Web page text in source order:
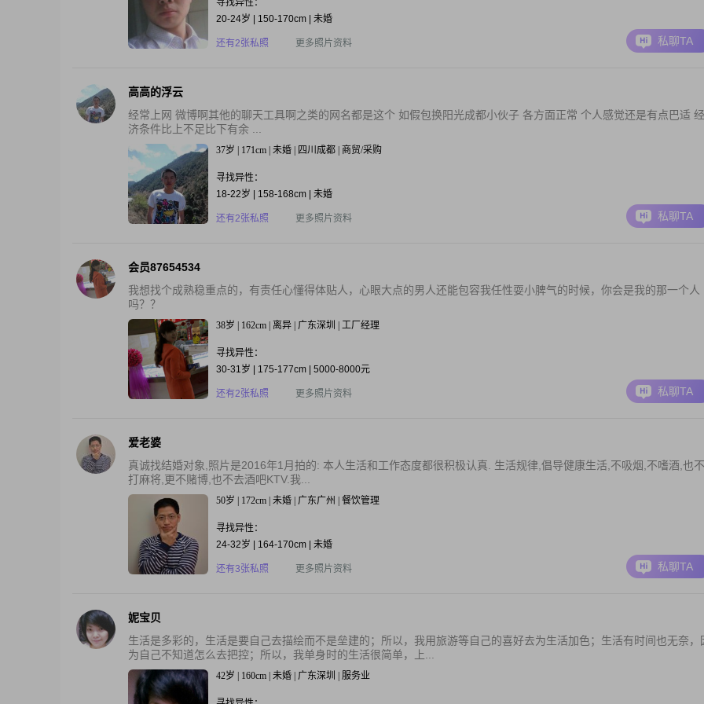
寻找异性：
20-24岁 | 150-170cm | 未婚
还有2张私照 更多照片资料 私聊TA
高高的浮云
经常上网 微博啊其他的聊天工具啊之类的网名都是这个 如假包换阳光成都小伙子 各方面正常 个人感觉还是有点巴适 经
济条件比上不足比下有余 ...
37岁 | 171cm | 未婚 | 四川成都 | 商贸/采购
寻找异性：
18-22岁 | 158-168cm | 未婚
还有2张私照 更多照片资料 私聊TA
会员87654534
我想找个成熟稳重点的，有责任心懂得体贴人，心眼大点的男人还能包容我任性耍小脾气的时候，你会是我的那一个人
吗？？
38岁 | 162cm | 离异 | 广东深圳 | 工厂经理
寻找异性：
30-31岁 | 175-177cm | 5000-8000元
还有2张私照 更多照片资料 私聊TA
爱老婆
真诚找结婚对象,照片是2016年1月拍的: 本人生活和工作态度都很积极认真. 生活规律,倡导健康生活,不吸烟,不嗜酒,也不
打麻将,更不赌博,也不去酒吧KTV.我...
50岁 | 172cm | 未婚 | 广东广州 | 餐饮管理
寻找异性：
24-32岁 | 164-170cm | 未婚
还有3张私照 更多照片资料 私聊TA
妮宝贝
生活是多彩的，生活是要自己去描绘而不是垒建的；所以，我用旅游等自己的喜好去为生活加色；生活有时间也无奈，
为自己不知道怎么去把控；所以，我单身时的生活很简单，上...
42岁 | 160cm | 未婚 | 广东深圳 | 服务业